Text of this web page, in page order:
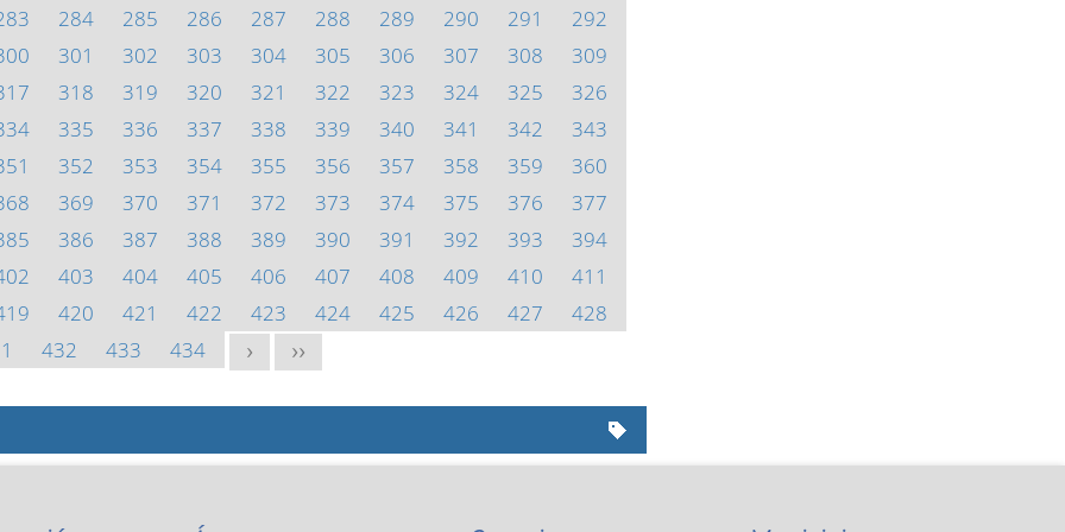
284 285 286 287 288 289 290 291
292
301 302 303 304 305 306 307 308
309
318 319 320 321 322 323 324 325
326
335 336 337 338 339 340 341 342
343
352 353 354 355 356 357 358 359
360
369 370 371 372 373 374 375 376
377
386 387 388 389 390 391 392 393
394
403 404 405 406 407 408 409 410
411
420 421 422 423 424 425 426 427
428
432 433 434 > >>